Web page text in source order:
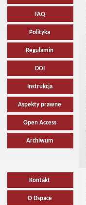
FAQ
Polityka
Regulamin
DOI
Instrukcja
Aspekty prawne
Open Access
Archiwum
Kontakt
O Dspace